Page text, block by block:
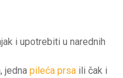
i upotrebiti u narednih
jedna pileća prsa ili čak i